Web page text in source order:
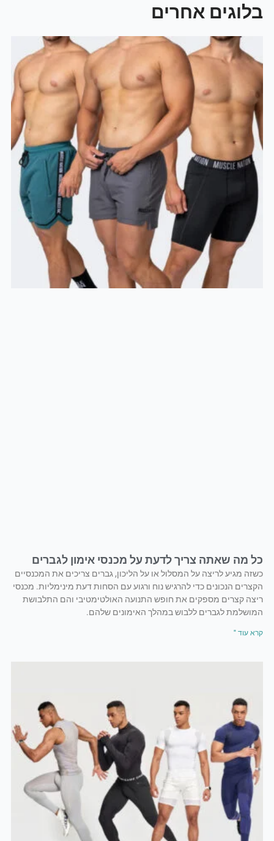
בלוגים אחרים
כל מה שאתה צריך לדעת על מכנסי אימון לגברים
כשזה מגיע לריצה על המסלול או על הליכון, גברים צריכים את המכנסיים
הקצרים הנכונים כדי להרגיש נוח ורגוע עם הסחות דעת מינימליות. מכנסי
ריצה קצרים מספקים את חופש התנועה האולטימטיבי והם התלבושת
המושלמת לגברים ללבוש במהלך האימונים שלהם.
קרא עוד "